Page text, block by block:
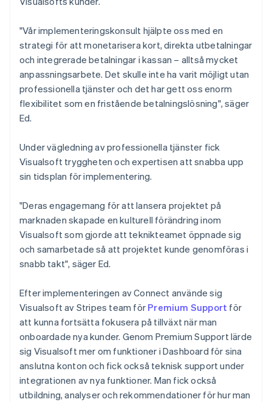
"Vår implementeringskonsult hjälpte oss med en
strategi för att monetarisera kort, direkta utbetalningar
och integrerade betalningar i kassan – alltså mycket
anpassningsarbete. Det skulle inte ha varit möjligt utan
professionella tjänster och det har gett oss enorm
flexibilitet som en fristående betalningslösning", säger
Ed.
Under vägledning av professionella tjänster fick
Visualsoft tryggheten och expertisen att snabba upp
sin tidsplan för implementering.
"Deras engagemang för att lansera projektet på
marknaden skapade en kulturell förändring inom
Visualsoft som gjorde att teknikteamet öppnade sig
och samarbetade så att projektet kunde genomföras i
snabb takt", säger Ed.
Efter implementeringen av Connect använde sig
Visualsoft av Stripes team för Premium Support för
att kunna fortsätta fokusera på tillväxt när man
onboardade nya kunder. Genom Premium Support lärde
sig Visualsoft mer om funktioner i Dashboard för sina
anslutna konton och fick också teknisk support under
integrationen av nya funktioner. Man fick också
utbildning, analyser och rekommendationer för hur man